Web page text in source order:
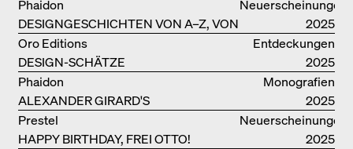
PECHE
Neuerscheinungen
DESIGNGESCHICHTEN VON A–Z, VON
GAE AULENTI BIS ZU SORI YANAGI
Phaidon
2025
Entdeckungen
DESIGN-SCHÄTZE
WIEDERENTDECKT: FINN JUHLS
CHIEFTAIN CHAIR
Oro Editions
2025
Monografien
ALEXANDER GIRARD'S
OPTIMISTISCHE ENTWÜRFE
Phaidon
2025
Neuerscheinungen
HAPPY BIRTHDAY, FREI OTTO!
Prestel
2025